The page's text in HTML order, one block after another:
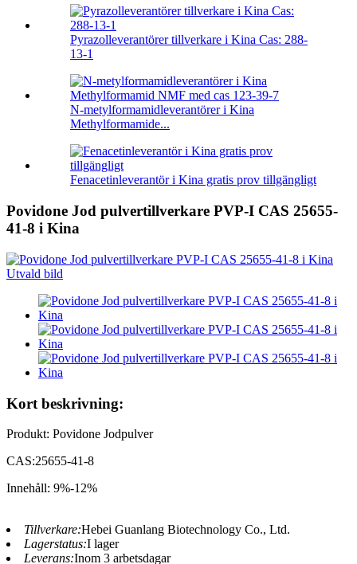
Pyrazolleverantörer tillverkare i Kina Cas: 288-
13-1
N-metylformamidleverantörer i Kina
Methylformamide...
Fenacetinleverantör i Kina gratis prov tillgängligt
Povidone Jod pulvertillverkare PVP-I CAS 25655-
41-8 i Kina
Kort beskrivning:
Produkt: Povidone Jodpulver
CAS:25655-41-8
Innehåll: 9%-12%
Tillverkare:Hebei Guanlang Biotechnology Co., Ltd.
Lagerstatus:I lager
Leverans:Inom 3 arbetsdagar